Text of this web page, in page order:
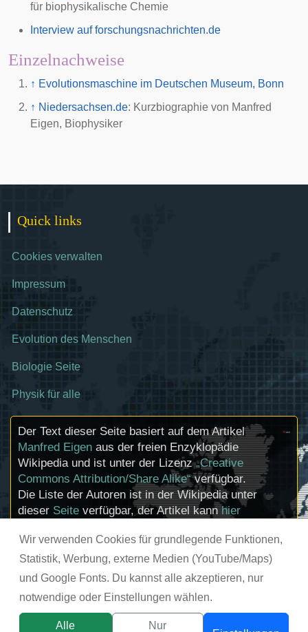
Wir verwenden Cookies für grundlegende Funktionen,
Statistik, Werbung, externe Medien (YouTube/Maps)
und Google Fonts. Du kannst alle akzeptieren, nur
notwendige oder Einstellungen wählen.
Alle Nur
für biophysikalische Chemie
Interview auf forschungsnachrichten.de
Einzelnachweise
↑ Evolutionsmaschine im Deutschen Museum, Bonn
↑ Niedersachsen.de: Kurzbiographie von Manfred
Eigen, Biophysiker
Quick links
Cookies verwalten
Impressum
Datenschutz
Evolution des Menschen
Biologie Seite
Physik für alle
Der Text dieser Seite basiert auf dem Artikel
Manfred Eigen aus der freien Enzyklopädie
Wikipedia und ist unter der Lizenz„Creative
Commons Attribution/Share Alike“verfügbar.
Die Liste der Autoren ist in der Wikipedia unter
dieser Seite verfügbar, der Artikel kannhier
Urhebern und zum Lizenzstatus eingebundener
Mediendateien (etwa Bilder oder Videos) können
im Regelfall durch Anklicken dieser abgerufen
© chemie-schule.de 2026